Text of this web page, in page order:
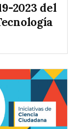
2023 del